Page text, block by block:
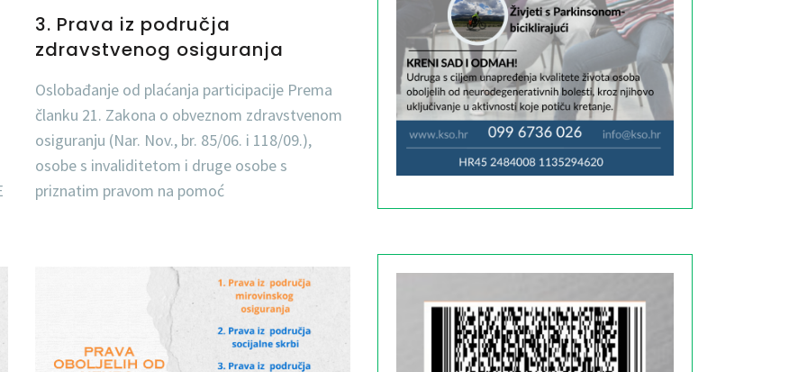
3. Prava iz područja
zdravstvenog osiguranja
Oslobađanje od plaćanja participacije Prema
članku 21. Zakona o obveznom zdravstvenom
osiguranju (Nar. Nov., br. 85/06. i 118/09.),
osobe s invaliditetom i druge osobe s
priznatim pravom na pomoć